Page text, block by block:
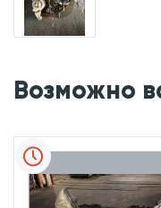
Возможно